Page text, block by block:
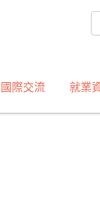
國際交流 就業